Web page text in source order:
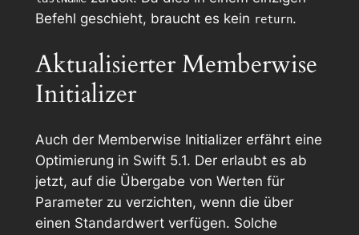
Befehl geschieht, braucht es kein return.
Aktualisierter Memberwise
Initializer
Auch der Memberwise Initializer erfährt eine
Optimierung in Swift 5.1. Der erlaubt es ab
jetzt, auf die Übergabe von Werten für
Parameter zu verzichten, wenn die über
einen Standardwert verfügen. Solche